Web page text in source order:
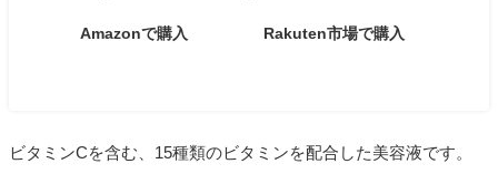
Amazonで購入 Rakuten市場で購入
ビタミンCを含む、15種類のビタミンを配合した美容液です。